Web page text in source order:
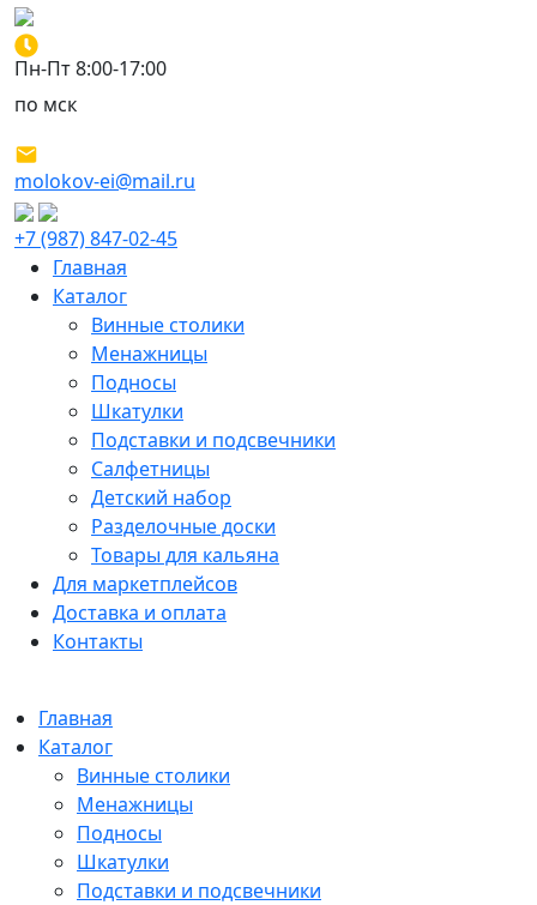
Пн-Пт 8:00-17:00
по мск
molokov-ei@mail.ru
+7 (987) 847-02-45
Главная
Каталог
Винные столики
Менажницы
Подносы
Шкатулки
Подставки и подсвечники
Салфетницы
Детский набор
Разделочные доски
Товары для кальяна
Для маркетплейсов
Доставка и оплата
Контакты
Главная
Каталог
Винные столики
Менажницы
Подносы
Шкатулки
Подставки и подсвечники